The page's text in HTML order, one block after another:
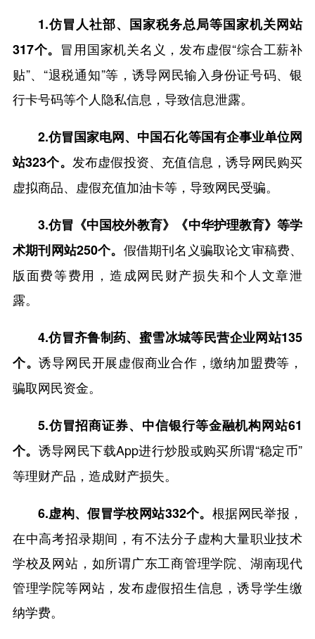
1.仿冒人社部、国家税务总局等国家机关网站
317个。 冒用国家机关名义，发布虚假“综合工薪补
贴”、“退税通知”等，诱导网民输入身份证号码、银
行卡号码等个人隐私信息，导致信息泄露。
2.仿冒国家电网、中国石化等国有企事业单位网
站323个。 发布虚假投资、充值信息，诱导网民购买
虚拟商品、虚假充值加油卡等，导致网民受骗。
3.仿冒《中国校外教育》《中华护理教育》等学
术期刊网站250个。 假借期刊名义骗取论文审稿费、
版面费等费用，造成网民财产损失和个人文章泄
露。
4.仿冒齐鲁制药、蜜雪冰城等民营企业网站135
个。诱导网民开展虚假商业合作，缴纳加盟费等，
骗取网民资金。
5.仿冒招商证券、中信银行等金融机构网站61
个。 诱导网民下载App进行炒股或购买所谓“稳定币”
等理财产品，造成财产损失。
6.虚构、假冒学校网站332个。 根据网民举报，
在中高考招录期间，有不法分子虚构大量职业技术
学校及网站，如所谓广东工商管理学院、湖南现代
管理学院等网站，发布虚假招生信息，诱导学生缴
纳学费。